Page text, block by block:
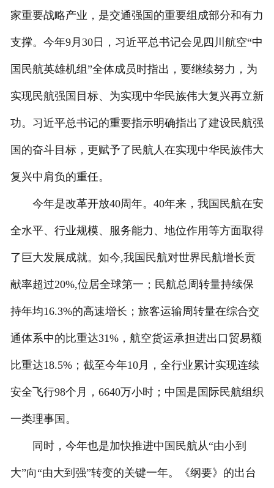
家重要战略产业，是交通强国的重要组成部分和有力
支撑。今年9月30日，习近平总书记会见四川航空“中
国民航英雄机组”全体成员时指出，要继续努力，为
实现民航强国目标、为实现中华民族伟大复兴再立新
功。习近平总书记的重要指示明确指出了建设民航强
国的奋斗目标，更赋予了民航人在实现中华民族伟大
复兴中肩负的重任。
今年是改革开放40周年。40年来，我国民航在安
全水平、行业规模、服务能力、地位作用等方面取得
了巨大发展成就。如今,我国民航对世界民航增长贡
献率超过20%,位居全球第一；民航总周转量持续保
持年均16.3%的高速增长；旅客运输周转量在综合交
通体系中的比重达31%，航空货运承担进出口贸易额
比重达18.5%；截至今年10月，全行业累计实现连续
安全飞行98个月，6640万小时；中国是国际民航组织
一类理事国。
同时，今年也是加快推进中国民航从“由小到
大”向“由大到强”转变的关键一年。《纲要》的出台